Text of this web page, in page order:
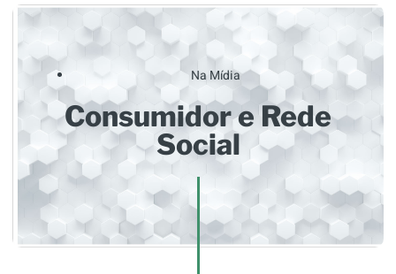
Na Mídia
Consumidor e Rede
Social